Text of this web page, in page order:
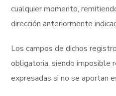
cualquier momento,
dirección anteriormente
Los campos de dichos
obligatoria, siendo imposible
expresadas si no se aportan